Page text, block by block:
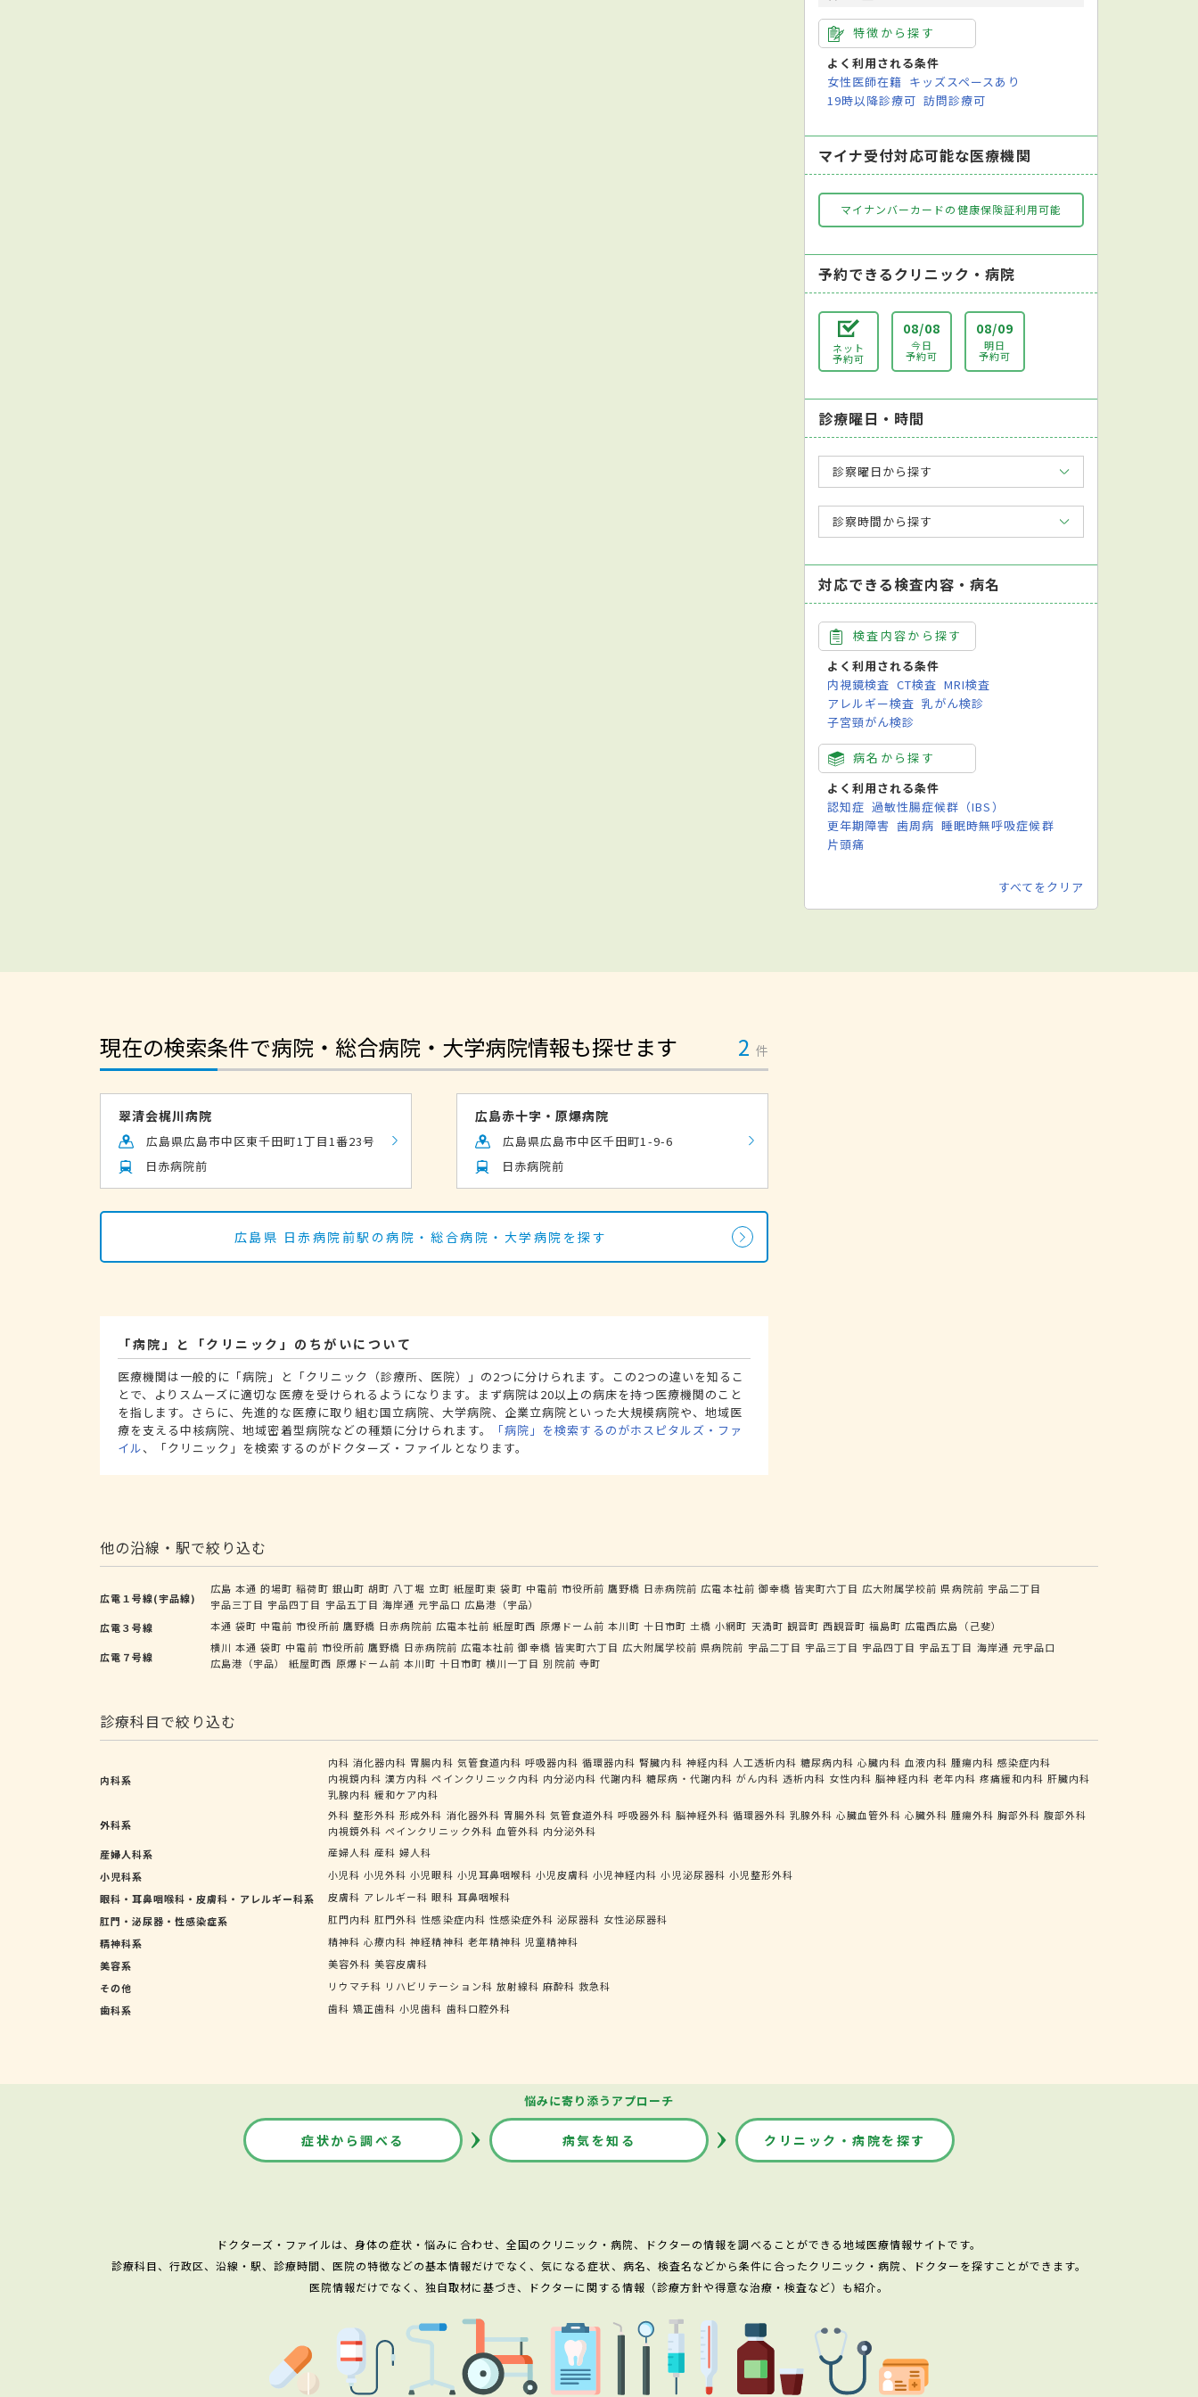
特徴から探す
よく利用される条件
女性医師在籍 キッズスペースあり
19時以降診療可 訪問診療可
マイナ受付対応可能な医療機関
マイナンバーカードの健康保険証利用可能
予約できるクリニック・病院
ネット
予約可
08/08
今日
予約可
08/09
明日
予約可
診療曜日・時間
診察曜日から探す
診察時間から探す
対応できる検査内容・病名
検査内容から探す
よく利用される条件
内視鏡検査 CT検査 MRI検査
アレルギー検査 乳がん検診
子宮頸がん検診
病名から探す
よく利用される条件
認知症 過敏性腸症候群（IBS）
更年期障害 歯周病 睡眠時無呼吸症候群
片頭痛
すべてをクリア
現在の検索条件で病院・総合病院・大学病院情報も探せます 2 件
翠清会梶川病院
広島県広島市中区東千田町1丁目1番23号
日赤病院前
広島赤十字・原爆病院
広島県広島市中区千田町1-9-6
日赤病院前
広島県 日赤病院前駅の病院・総合病院・大学病院を探す
「病院」と「クリニック」のちがいについて
医療機関は一般的に「病院」と「クリニック（診療所、医院）」の2つに分けられます。この2つの違いを知るこ
とで、よりスムーズに適切な医療を受けられるようになります。まず病院は20以上の病床を持つ医療機関のこと
を指します。さらに、先進的な医療に取り組む国立病院、大学病院、企業立病院といった大規模病院や、地域医
療を支える中核病院、地域密着型病院などの種類に分けられます。
「病院」を検索するのがホスピタルズ・ファ
イル、「クリニック」を検索するのがドクターズ・ファイルとなります。
他の沿線・駅で絞り込む
広電１号線(宇品線)
広島 本通 的場町 稲荷町 銀山町 胡町 八丁堀 立町 紙屋町東 袋町 中電前 市役所前 鷹野橋 日赤病院前 広電本社前 御幸橋 皆実町六丁目 広大附属学校前 県病院前 宇品二丁目
宇品三丁目 宇品四丁目 宇品五丁目 海岸通 元宇品口 広島港（宇品）
広電３号線
本通 袋町 中電前 市役所前 鷹野橋 日赤病院前 広電本社前 紙屋町西 原爆ドーム前 本川町 十日市町 土橋 小網町 天満町 観音町 西観音町 福島町 広電西広島（己斐）
広電７号線
横川 本通 袋町 中電前 市役所前 鷹野橋 日赤病院前 広電本社前 御幸橋 皆実町六丁目 広大附属学校前 県病院前 宇品二丁目 宇品三丁目 宇品四丁目 宇品五丁目 海岸通 元宇品口
広島港（宇品）
紙屋町西 原爆ドーム前 本川町 十日市町 横川一丁目 別院前 寺町
診療科目で絞り込む
内科系
内科 消化器内科 胃腸内科 気管食道内科 呼吸器内科 循環器内科 腎臓内科 神経内科 人工透析内科 糖尿病内科 心臓内科 血液内科 腫瘍内科 感染症内科
内視鏡内科 漢方内科 ペインクリニック内科 内分泌内科 代謝内科 糖尿病・代謝内科 がん内科 透析内科 女性内科 脳神経内科 老年内科 疼痛緩和内科 肝臓内科
乳腺内科 緩和ケア内科
外科系
外科 整形外科 形成外科 消化器外科 胃腸外科 気管食道外科 呼吸器外科 脳神経外科 循環器外科 乳腺外科 心臓血管外科 心臓外科 腫瘍外科 胸部外科 腹部外科
内視鏡外科 ペインクリニック外科 血管外科 内分泌外科
産婦人科系
産婦人科 産科 婦人科
小児科系
小児科 小児外科 小児眼科 小児耳鼻咽喉科 小児皮膚科 小児神経内科 小児泌尿器科 小児整形外科
眼科・耳鼻咽喉科・皮膚科・アレルギー科系
皮膚科 アレルギー科 眼科 耳鼻咽喉科
肛門・泌尿器・性感染症系
肛門内科 肛門外科 性感染症内科 性感染症外科 泌尿器科 女性泌尿器科
精神科系
精神科 心療内科 神経精神科 老年精神科 児童精神科
美容系
美容外科 美容皮膚科
その他
リウマチ科 リハビリテーション科 放射線科 麻酔科 救急科
歯科系
歯科 矯正歯科 小児歯科 歯科口腔外科
悩みに寄り添うアプローチ
症状から調べる 病気を知る クリニック・病院を探す
ドクターズ・ファイルは、身体の症状・悩みに合わせ、全国のクリニック・病院、ドクターの情報を調べることができる地域医療情報サイトです。
診療科目、行政区、沿線・駅、診療時間、医院の特徴などの基本情報だけでなく、気になる症状、病名、検査名などから条件に合ったクリニック・病院、ドクターを探すことができます。
医院情報だけでなく、独自取材に基づき、ドクターに関する情報（診療方針や得意な治療・検査など）も紹介。